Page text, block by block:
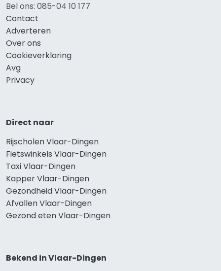
Bel ons: 085-04 10 177
Contact
Adverteren
Over ons
Cookieverklaring
Avg
Privacy
Direct naar
Rijscholen Vlaar-Dingen
Fietswinkels Vlaar-Dingen
Taxi Vlaar-Dingen
Kapper Vlaar-Dingen
Gezondheid Vlaar-Dingen
Afvallen Vlaar-Dingen
Gezond eten Vlaar-Dingen
Bekend in Vlaar-Dingen